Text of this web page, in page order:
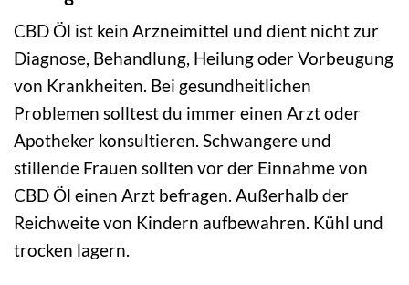
CBD Öl ist kein Arzneimittel und dient nicht zur
Diagnose, Behandlung, Heilung oder Vorbeugung
von Krankheiten. Bei gesundheitlichen
Problemen solltest du immer einen Arzt oder
Apotheker konsultieren. Schwangere und
stillende Frauen sollten vor der Einnahme von
CBD Öl einen Arzt befragen. Außerhalb der
Reichweite von Kindern aufbewahren. Kühl und
trocken lagern.